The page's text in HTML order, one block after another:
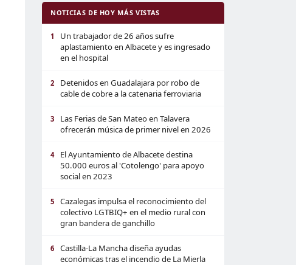
NOTICIAS DE HOY MÁS VISTAS
1
Un trabajador de 26 años sufre
aplastamiento en Albacete y es ingresado
en el hospital
2
Detenidos en Guadalajara por robo de
cable de cobre a la catenaria ferroviaria
3
Las Ferias de San Mateo en Talavera
ofrecerán música de primer nivel en 2026
4
El Ayuntamiento de Albacete destina
50.000 euros al 'Cotolengo' para apoyo
social en 2023
5
Cazalegas impulsa el reconocimiento del
colectivo LGTBIQ+ en el medio rural con
gran bandera de ganchillo
6
Castilla-La Mancha diseña ayudas
económicas tras el incendio de La Mierla